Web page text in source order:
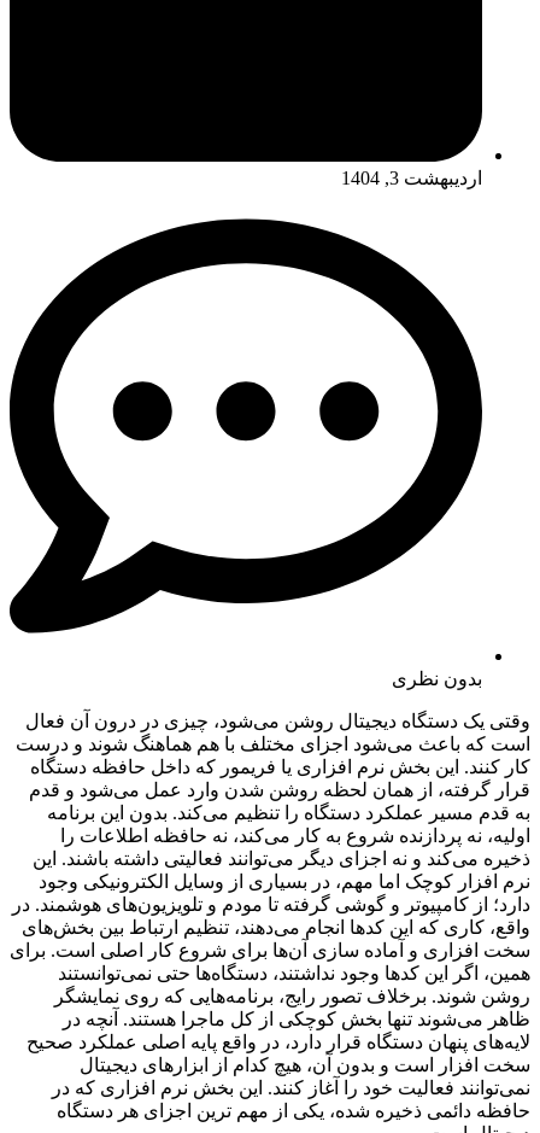
اردیبهشت 3, 1404
بدون نظری
وقتی یک دستگاه دیجیتال روشن می‌شود، چیزی در درون آن فعال
است که باعث می‌شود اجزای مختلف با هم هماهنگ شوند و درست
کار کنند. این بخش نرم افزاری یا فریمور که داخل حافظه دستگاه
قرار گرفته، از همان لحظه روشن شدن وارد عمل می‌شود و قدم
به قدم مسیر عملکرد دستگاه را تنظیم می‌کند. بدون این برنامه
اولیه، نه پردازنده شروع به کار می‌کند، نه حافظه اطلاعات را
ذخیره می‌کند و نه اجزای دیگر می‌توانند فعالیتی داشته باشند. این
نرم افزار کوچک اما مهم، در بسیاری از وسایل الکترونیکی وجود
دارد؛ از کامپیوتر و گوشی گرفته تا مودم و تلویزیون‌های هوشمند. در
واقع، کاری که این کدها انجام می‌دهند، تنظیم ارتباط بین بخش‌های
سخت افزاری و آماده سازی آن‌ها برای شروع کار اصلی است. برای
همین، اگر این کدها وجود نداشتند، دستگاه‌ها حتی نمی‌توانستند
روشن شوند. برخلاف تصور رایج، برنامه‌هایی که روی نمایشگر
ظاهر می‌شوند تنها بخش کوچکی از کل ماجرا هستند. آنچه در
لایه‌های پنهان دستگاه قرار دارد، در واقع پایه اصلی عملکرد صحیح
سخت افزار است و بدون آن، هیچ کدام از ابزارهای دیجیتال
نمی‌توانند فعالیت خود را آغاز کنند. این بخش نرم افزاری که در
حافظه دائمی ذخیره شده، یکی از مهم ترین اجزای هر دستگاه